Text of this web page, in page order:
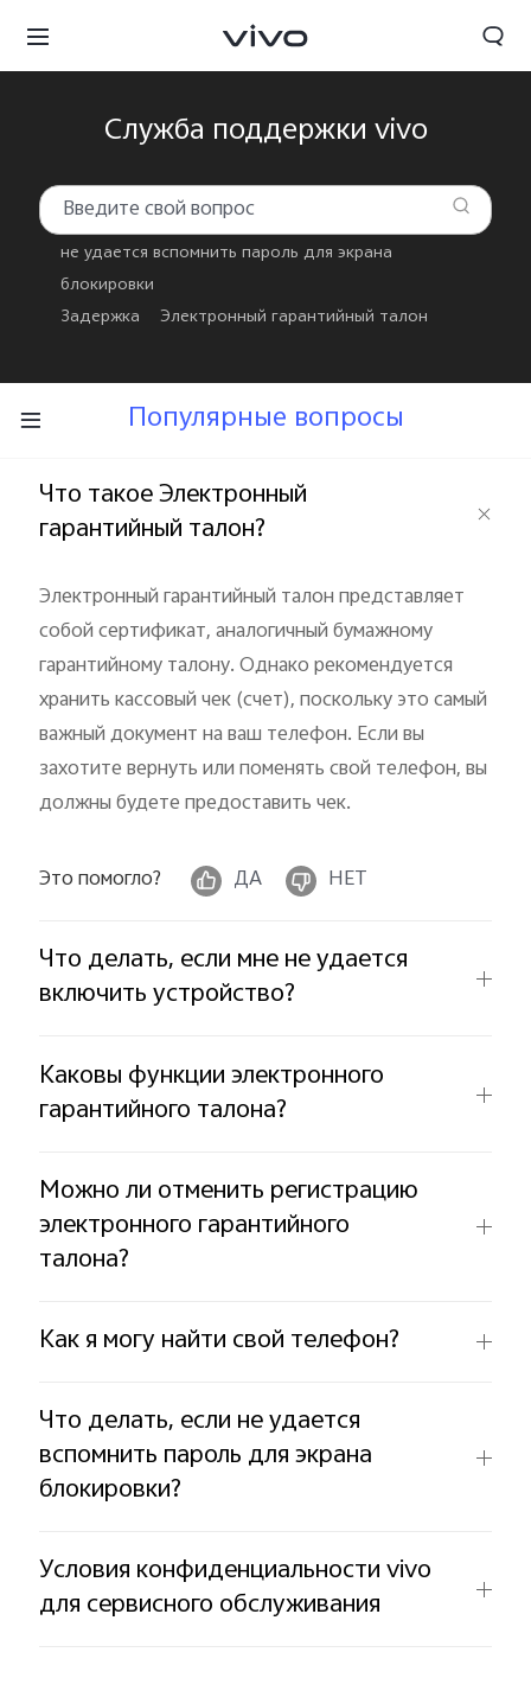
Казахстан | Выберите страну/регион
Служба поддержки vivo
не удается вспомнить пароль для экрана
блокировки
Задержка
Электронный гарантийный талон
Популярные вопросы
Что такое Электронный
гарантийный талон?
Электронный гарантийный талон представляет
собой сертификат, аналогичный бумажному
гарантийному талону. Однако рекомендуется
хранить кассовый чек (счет), поскольку это самый
важный документ на ваш телефон. Если вы
захотите вернуть или поменять свой телефон, вы
должны будете предоставить чек.
Это помогло? ДА НЕТ
Что делать, если мне не удается
включить устройство?
Каковы функции электронного
гарантийного талона?
Можно ли отменить регистрацию
электронного гарантийного
талона?
Как я могу найти свой телефон?
Что делать, если не удается
вспомнить пароль для экрана
блокировки?
Условия конфиденциальности vivo
для сервисного обслуживания